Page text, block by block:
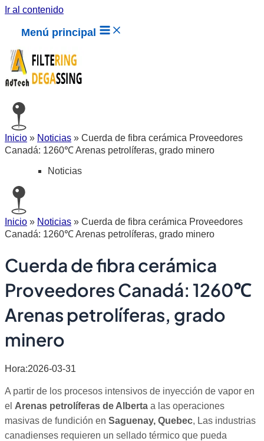
Ir al contenido
Menú principal
Inicio » Noticias » Cuerda de fibra cerámica Proveedores
Canadá: 1260℃ Arenas petrolíferas, grado minero
Noticias
Inicio » Noticias » Cuerda de fibra cerámica Proveedores
Canadá: 1260℃ Arenas petrolíferas, grado minero
Cuerda de fibra cerámica
Proveedores Canadá: 1260℃
Arenas petrolíferas, grado
minero
Hora:2026-03-31
A partir de los procesos intensivos de inyección de vapor en
el Arenas petrolíferas de Alberta a las operaciones
masivas de fundición en Saguenay, Quebec, Las industrias
canadienses requieren un sellado térmico que pueda